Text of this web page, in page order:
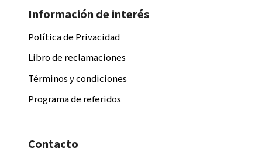
Información de interés
Política de Privacidad
Libro de reclamaciones
Términos y condiciones
Programa de referidos
Contacto